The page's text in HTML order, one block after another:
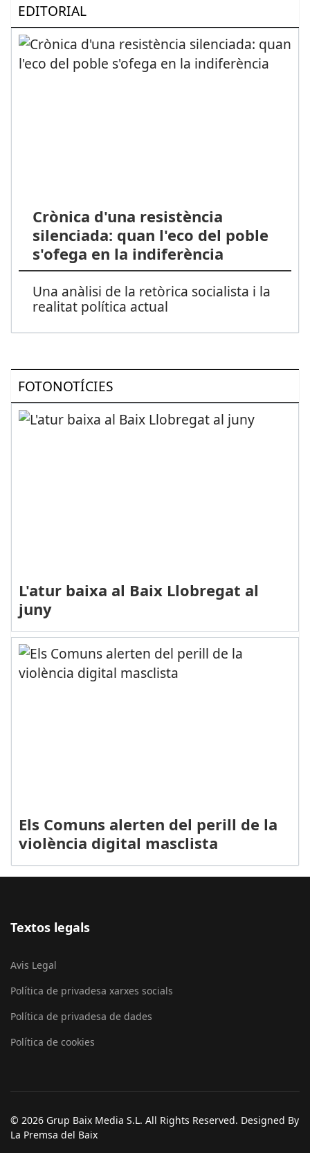
EDITORIAL
Crònica d'una resistència
silenciada: quan l'eco del poble
s'ofega en la indiferència
Una anàlisi de la retòrica socialista i la
realitat política actual
FOTONOTÍCIES
L'atur baixa al Baix Llobregat al
juny
Els Comuns alerten del perill de la
violència digital masclista
Textos legals
Avis Legal
Política de privadesa xarxes socials
Política de privadesa de dades
Política de cookies
© 2026 Grup Baix Media S.L. All Rights Reserved. Designed By
La Premsa del Baix